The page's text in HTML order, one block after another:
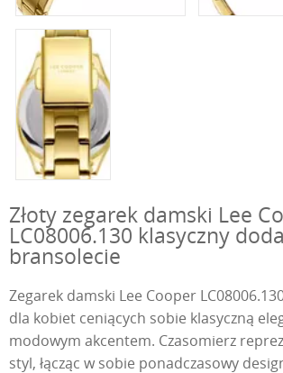
Złoty zegarek damski Lee
LC08006.130 klasyczny
bransolecie
Zegarek damski Lee Cooper
dla kobiet ceniących sobie klasyczną
modowym akcentem. Czasomierz
styl, łącząc w sobie ponadczasowy